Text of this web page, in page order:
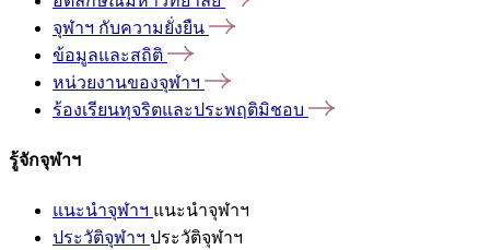
จุฬาฯ กับความยั่งยืน
ข้อมูลและสถิติ
หน่วยงานของจุฬาฯ
ร้องเรียนทุจริตและประพฤติมิชอบ
รู้จักจุฬาฯ
แนะนำจุฬาฯ แนะนำจุฬาฯ
ประวัติจุฬาฯ ประวัติจุฬาฯ